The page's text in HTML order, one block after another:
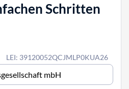
Schritten
LEI: 39120052QCJMLP0KUA26